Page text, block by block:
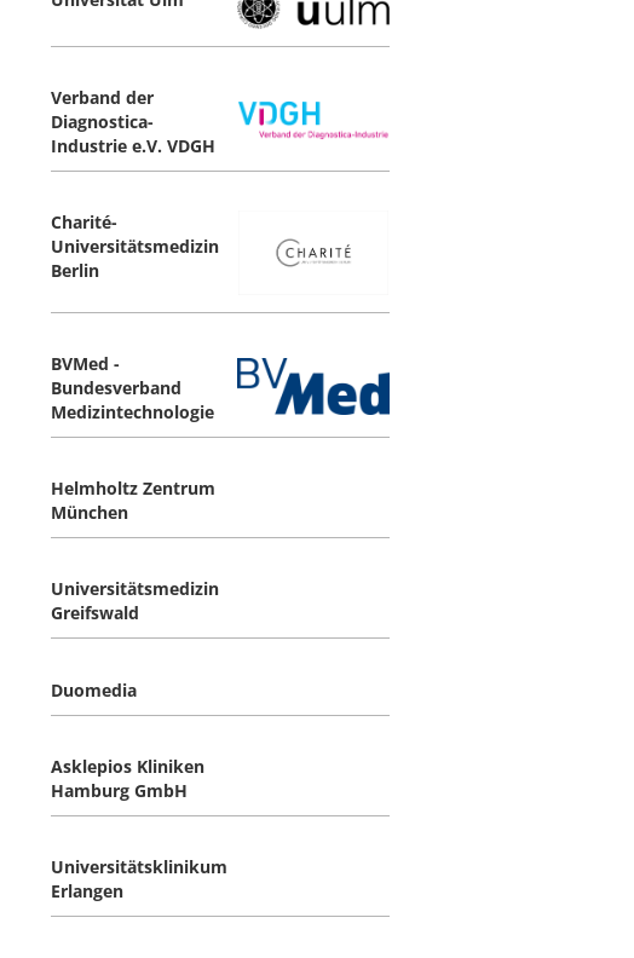
Verband der
Diagnostica-
Industrie e.V. VDGH
Charité-
Universitätsmedizin
Berlin
BVMed -
Bundesverband
Medizintechnologie
Helmholtz Zentrum
München
Universitätsmedizin
Greifswald
Duomedia
Asklepios Kliniken
Hamburg GmbH
Universitätsklinikum
Erlangen